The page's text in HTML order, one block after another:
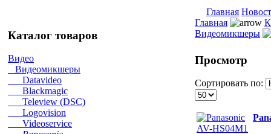
Главная
Каталог товаров
Видео
Видеомикшеры
Datavideo
Blackmagic
Teleview (DSC)
Logovision
Videoservice
Главная
Видеомикшеры
Просмотр
Сортировать по: